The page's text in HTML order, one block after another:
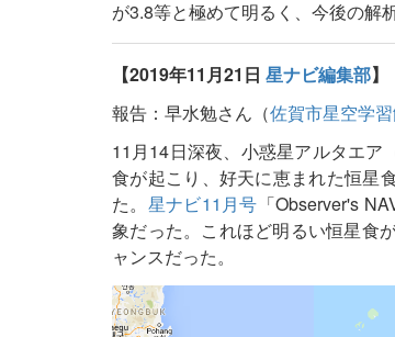
が3.8等と極めて明るく、今後の解
【2019年11月21日 星ナビ編集部】
報告：早水勉さん（佐賀市星空学
11月14日深夜、小惑星アルタエア
食が起こり、好天に恵まれた恒星
た。 星ナビ11月号 「Observer's
象だった。これほど明るい恒星食
ャンスだった。